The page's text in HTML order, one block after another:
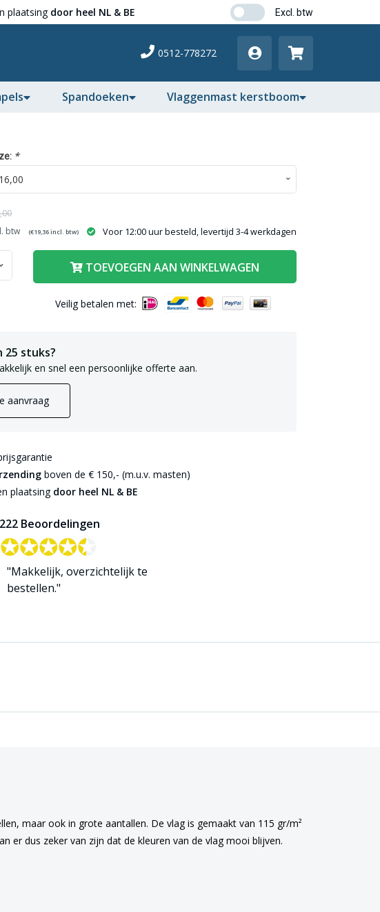
plaatsing door heel NL & BE
0512-778272
Spandoeken Vlaggenmast kerstboom
*
(€19,36incl. btw)
Voor 12:00 uur besteld, levertijd 3-4 werkdagen
TOEVOEGEN AAN WINKELWAGEN
Veilig betalen met:
25 stuks?
en snel een persoonlijke offerte aan.
aanvraag
boven de € 150,- (m.u.v. masten)
plaatsing door heel NL & BE
Beoordelingen
✪✪✪✪✪
✪✪✪✪✪
"Makkelijk, overzichtelijk te
bestellen."
maar ook in grote aantallen. De vlag is gemaakt van 115 gr/m²
er dus zeker van zijn dat de kleuren van de vlag mooi blijven.